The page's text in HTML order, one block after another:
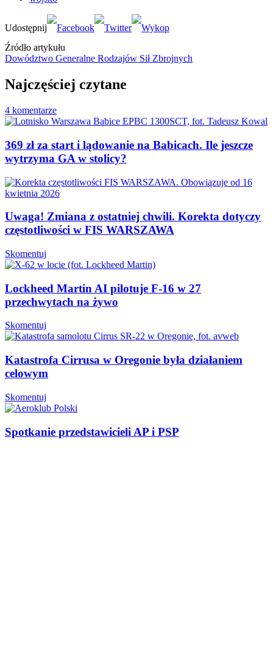
Źródło artykułu
Dowództwo Generalne Rodzajów Sił Zbrojnych
Najczęściej czytane
4 komentarze
369 zł za start i lądowanie na Babicach. Ile jeszcze
wytrzyma GA w stolicy?
Uwaga! Zmiana z ostatniej chwili. Korekta dotyczy
częstotliwości w FIS WARSZAWA
Skomentuj
Lockheed Martin AI pilotuje F-16 w 27
przechwytach na żywo
Skomentuj
Katastrofa Cirrusa w Oregonie była działaniem
celowym
Skomentuj
Spotkanie przedstawicieli AP i PSP